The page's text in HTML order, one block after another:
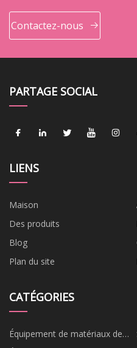
Contactez-nous
PARTAGE SOCIAL
LIENS
Maison
Des produits
Blog
Plan du site
CATÉGORIES
Équipement de matériaux de